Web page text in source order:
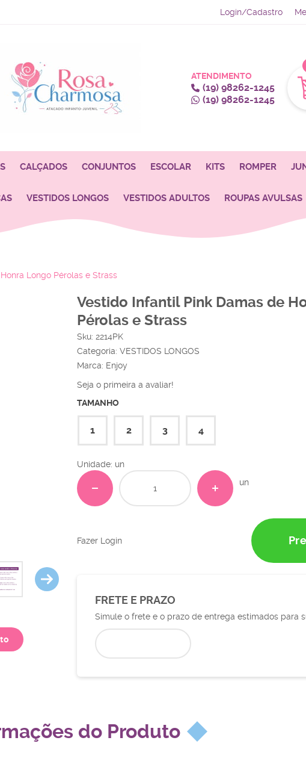
Login/Cadastro
ATENDIMENTO
(19)98262-1245
(19)98262-1245
CALÇADOS CONJUNTOS ESCOLAR KITS ROMPER
VESTIDOS LONGOS VESTIDOS ADULTOS ROUPAS AVULSAS
Longo Pérolas e Strass
Vestido Infantil Pink Damas de
Pérolas e Strass
Sku: 2214PK
Categoria: VESTIDOS LONGOS
Marca: Enjoy
Seja o primeira a avaliar!
TAMANHO
1 2 3 4
Unidade: un
un
Fazer Login
FRETE E PRAZO
Simule o frete e o prazo de entrega estimados para
do Produto